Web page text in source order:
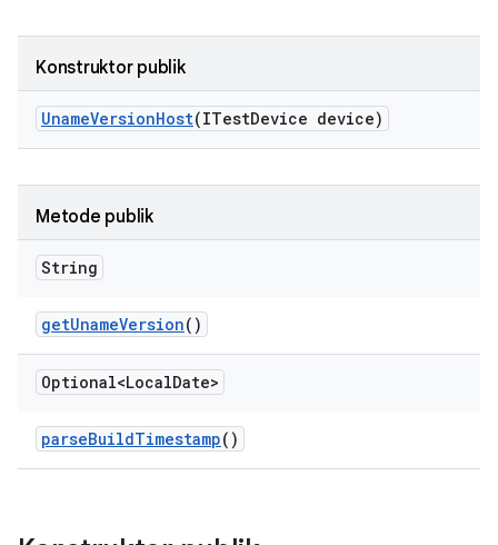
Konstruktor publik
UnameVersionHost(ITestDevice device)
Metode publik
String
getUnameVersion()
Optional<LocalDate>
parseBuildTimestamp()